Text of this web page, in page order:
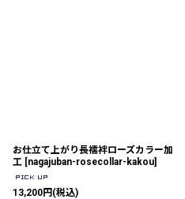
お仕立て上がり長襦袢ローズカラー加
工 [nagajuban-rosecollar-kakou]
13,200円 (税込)